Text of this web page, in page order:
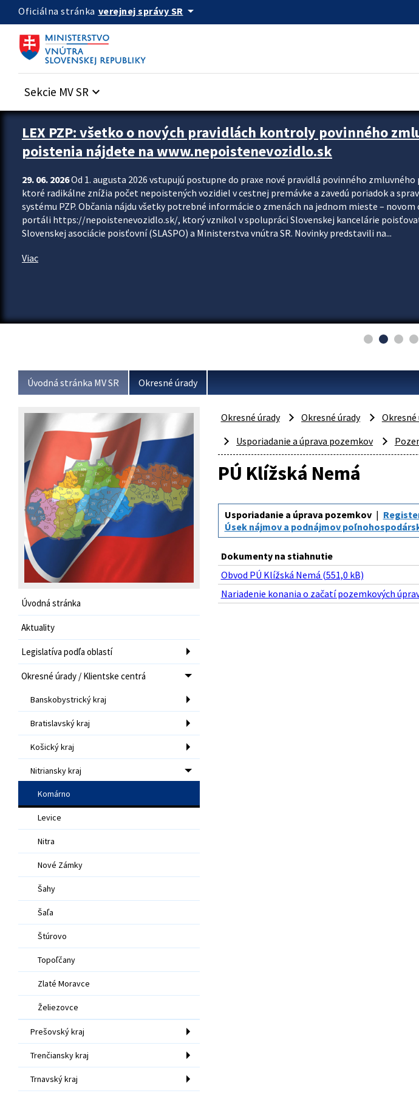
Preskocit na hlavný obsah
Oficiálna stránka verejnej správy SR arrow_drop_down
Sekcie MV SR keyboard_arrow_down
Zastavit automatický posun upútavok
LEX PZP: všetko o nových pravidlách kontroly povinného
poistenia nájdete na www.nepoistenevozidlo.sk
29. 06. 2026Od 1. augusta 2026 vstupujú postupne do praxe nové pravidlá povinného
ktoré radikálne znížia počet nepoistených vozidiel v cestnej premávke a zavedú poriadok a
systému PZP. Občania nájdu všetky potrebné informácie o zmenách na jednom mieste –
portáli https://nepoistenevozidlo.sk/, ktorý vznikol v spolupráci Slovenskej kancelárie
Slovenskej asociácie poisťovní (SLASPO) a Ministerstva vnútra SR. Novinky predstavili na...
Viac
Úvodná stránka MV SR Okresné úrady
Úvodná stránka
Aktuality
Legislatíva podľa oblastí
Okresné úrady / Klientske centrá
Banskobystrický kraj
Bratislavský kraj
Košický kraj
Nitriansky kraj
Komárno
Levice
Nitra
Nové Zámky
Šahy
Šaľa
Štúrovo
Topoľčany
Zlaté Moravce
Želiezovce
Prešovský kraj
Trenčiansky kraj
Trnavský kraj
Okresné úrady Okresné úrady
Usporiadanie a úprava pozemkov
PÚ Klížská Nemá
Usporiadanie a úprava pozemkov
Úsek nájmov a podnájmov
Dokumenty na stiahnutie
Obvod PÚ Klížská Nemá (551,0 kB)
Nariadenie konania o začatí pozemkových